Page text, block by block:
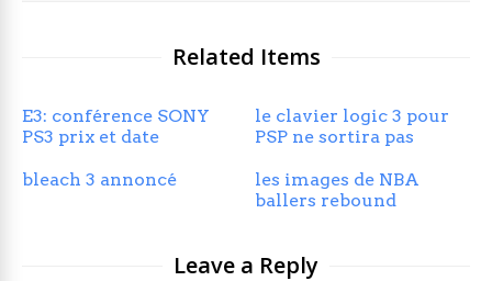
Related Items
E3: conférence SONY
PS3 prix et date
le clavier logic 3 pour
PSP ne sortira pas
bleach 3 annoncé
les images de NBA
ballers rebound
Leave a Reply